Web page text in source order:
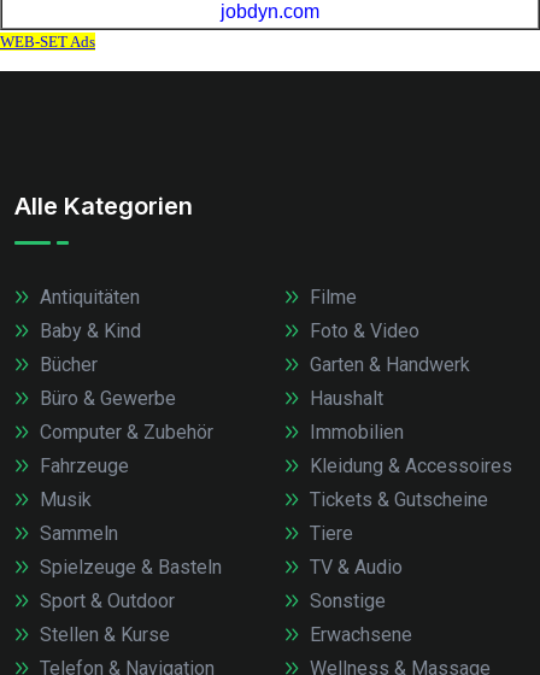
Alle Kategorien
Antiquitäten
Baby & Kind
Bücher
Büro & Gewerbe
Computer & Zubehör
Fahrzeuge
Filme
Foto & Video
Garten & Handwerk
Haushalt
Immobilien
Kleidung & Accessoires
Musik
Sammeln
Spielzeuge & Basteln
Sport & Outdoor
Stellen & Kurse
Telefon & Navigation
Tickets & Gutscheine
Tiere
TV & Audio
Sonstige
Erwachsene
Wellness & Massage